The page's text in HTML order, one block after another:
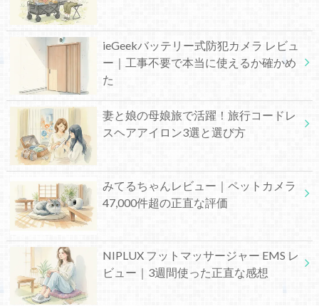
ieGeekバッテリー式防犯カメラ レビュ
ー｜工事不要で本当に使えるか確かめ
た
妻と娘の母娘旅で活躍！旅行コードレ
スヘアアイロン3選と選び方
みてるちゃんレビュー｜ペットカメラ
47,000件超の正直な評価
NIPLUX フットマッサージャー EMS レ
ビュー｜3週間使った正直な感想